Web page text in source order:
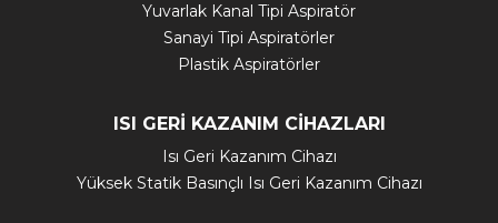
Yuvarlak Kanal Tipi Aspiratör
Sanayi Tipi Aspiratörler
Plastik Aspiratörler
ISI GERİ KAZANIM CİHAZLARI
Isı Geri Kazanım Cihazı
Yüksek Statik Basınçlı Isı Geri Kazanım Cihazı